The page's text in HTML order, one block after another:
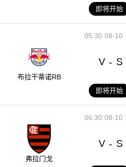
即将开始
08-10
05:30
布拉干蒂诺RB
V - S
即将开始
08-10
06:30
弗拉门戈
V - S